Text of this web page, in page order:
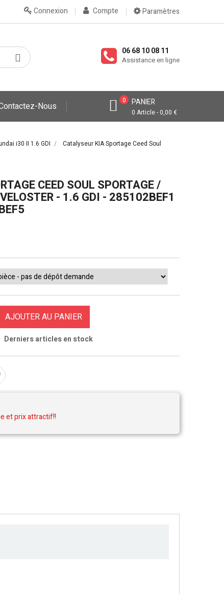
Paramètres
Compte
Connexion
06 68 10 08 11
Assistance en ligne
PANIER
0 Article - 0,00 €
0
Nous
i30 II 1.6 GDI
Catalyseur KIA Sportage Ceed Soul
CEED SOUL SPORTAGE /
- 1.6 GDI - 285102BEF1
AJOUTER AU PANIER
Derniers articles en stock
et prix attractif!!